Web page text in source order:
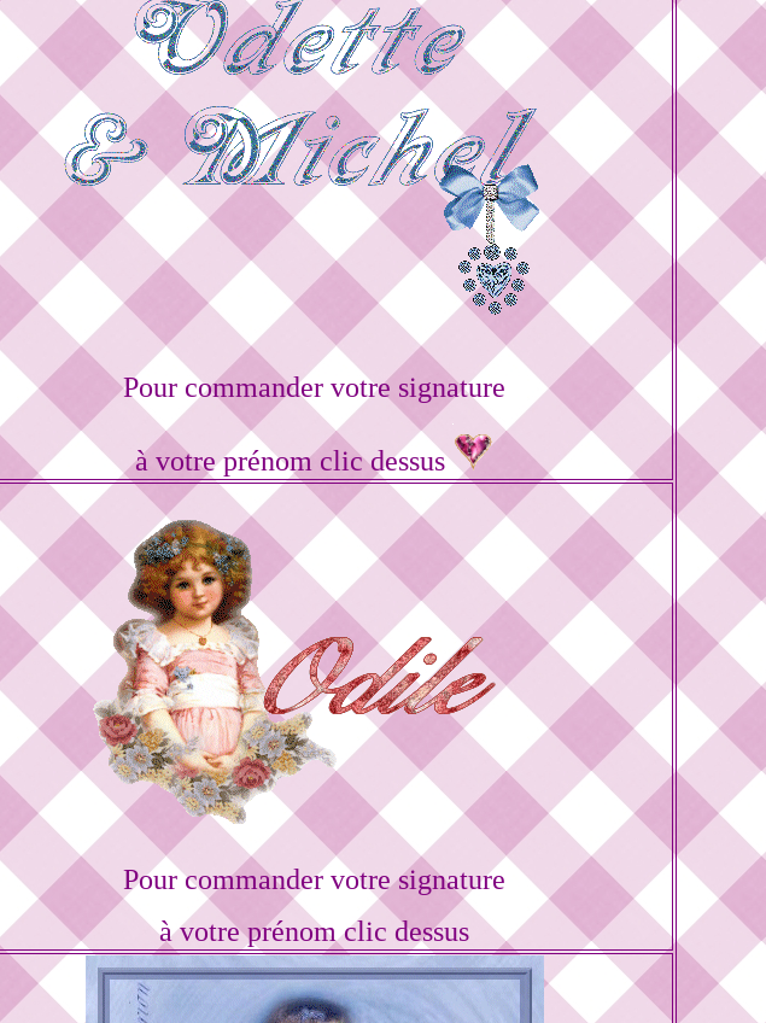
Pour commander votre signature
à votre prénom clic dessus
Pour commander votre signature
à votre prénom clic dessus